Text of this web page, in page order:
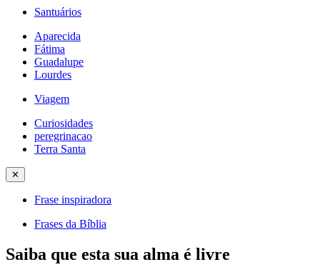
Santuários
Aparecida
Fátima
Guadalupe
Lourdes
Viagem
Curiosidades
peregrinacao
Terra Santa
✕
Frase inspiradora
Frases da Bíblia
Saiba que esta sua alma é livre